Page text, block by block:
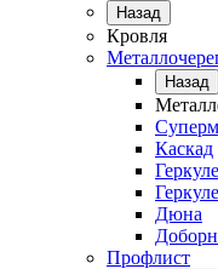
Назад
Кровля
Назад
Каскад
Дюна
Профлист